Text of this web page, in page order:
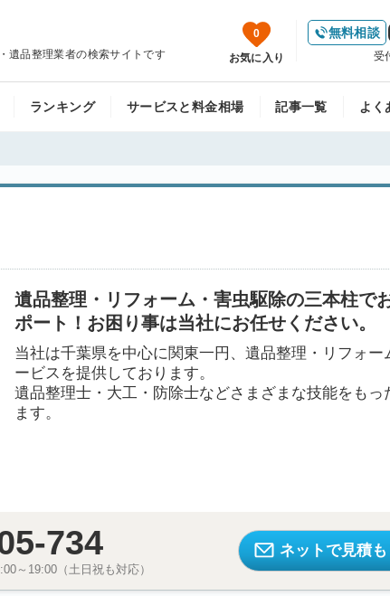
遺品整理業者の検索サイトです
0
お気に入り
無料相談
受
ランキング サービスと料金相場 記事一覧 よく
遺品整理・リフォーム・害虫駆除の三本柱で
ポート！お困り事は当社にお任せください。
当社は千葉県を中心に関東一円、遺品整理・リフォ
ービスを提供しております。
遺品整理士・大工・防除士などさまざまな技能をもっ
ます。
734
～19:00（土日祝も対応）
ネットで見積